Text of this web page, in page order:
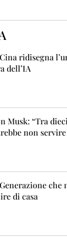
ridisegna
dell’IA
Musk: “Tra
non servire
che
di casa